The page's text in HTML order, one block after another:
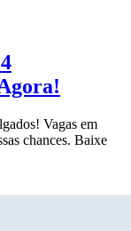
Vagas em
chances. Baixe